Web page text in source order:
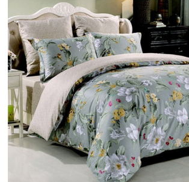
ОДЕЯЛА
Бренды
Asabella
Belashoff
Ecotex
German Grass
Nature's
Размеры
Полуторное
Двуспальное